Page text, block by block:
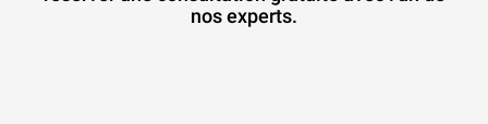
nos experts.